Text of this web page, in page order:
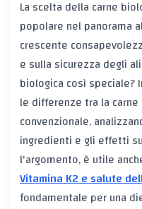
La scelta della carne
popolare nel panorama
crescente
e sulla sicurezza degli
biologica così
le differenze tra la
convenzionale,
ingredienti e gli effetti
l'argomento, è utile
Vitamina K2 e salute
fondamentale per una